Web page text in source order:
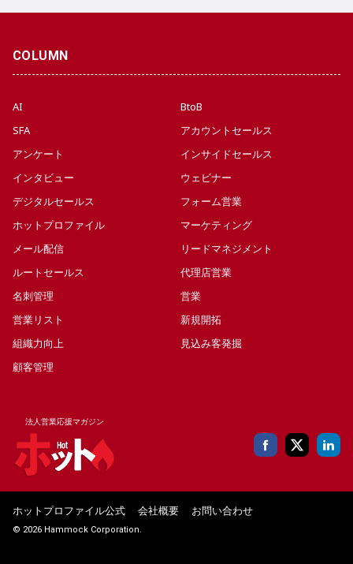
COLUMN
AI
BtoB
SFA
アカウントセールス
アンケート
インサイドセールス
インタビュー
ウェビナー
デジタルセールス
フォーム営業
ホットプロファイル
マーケティング
メール配信
リードマネジメント
ルートセールス
代理店営業
名刺管理
営業
営業リスト
新規開拓
組織力向上
見込み客発掘
顧客管理
法人営業応援マガジン
ホットプロファイル公式 会社概要 お問い合わせ
© 2026 Hammock Corporation.